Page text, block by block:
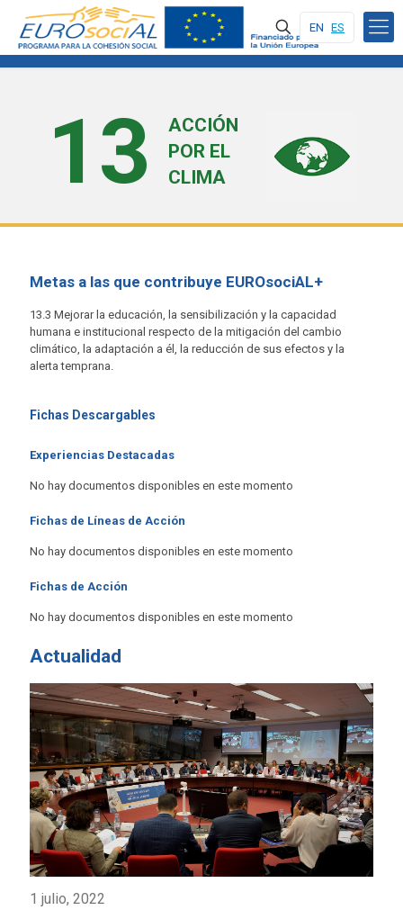
EN ES
13
ACCIÓN
POR EL
CLIMA
Metas a las que contribuye EUROsociAL+
13.3 Mejorar la educación, la sensibilización y la capacidad
humana e institucional respecto de la mitigación del cambio
climático, la adaptación a él, la reducción de sus efectos y la
alerta temprana.
Fichas Descargables
Experiencias Destacadas
No hay documentos disponibles en este momento
Fichas de Líneas de Acción
No hay documentos disponibles en este momento
Fichas de Acción
No hay documentos disponibles en este momento
Actualidad
1 julio, 2022